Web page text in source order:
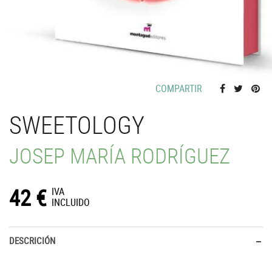
COMPARTIR
SWEETOLOGY
JOSEP MARÍA RODRÍGUEZ
42 €
IVA
INCLUIDO
DESCRICIÓN